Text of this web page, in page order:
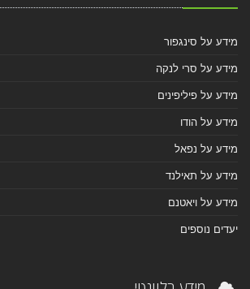
מידע על סינגפור
מידע על סרי לנקה
מידע על פיליפינים
מידע על הודו
מידע על נפאל
מידע על תאילנד
מידע על ויאטנם
יעדים נוספים